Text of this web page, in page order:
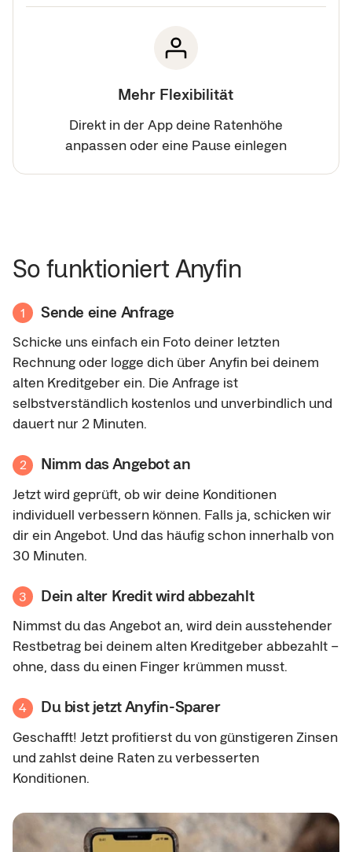
Mehr Flexibilität
Direkt in der App deine Ratenhöhe
anpassen oder eine Pause einlegen
So funktioniert Anyfin
1 Sende eine Anfrage
Schicke uns einfach ein Foto deiner letzten
Rechnung oder logge dich über Anyfin bei deinem
alten Kreditgeber ein. Die Anfrage ist
selbstverständlich kostenlos und unverbindlich und
dauert nur 2 Minuten.
2 Nimm das Angebot an
Jetzt wird geprüft, ob wir deine Konditionen
individuell verbessern können. Falls ja, schicken wir
dir ein Angebot. Und das häufig schon innerhalb von
30 Minuten.
3 Dein alter Kredit wird abbezahlt
Nimmst du das Angebot an, wird dein ausstehender
Restbetrag bei deinem alten Kreditgeber abbezahlt –
ohne, dass du einen Finger krümmen musst.
4 Du bist jetzt Anyfin-Sparer
Geschafft! Jetzt profitierst du von günstigeren Zinsen
und zahlst deine Raten zu verbesserten
Konditionen.